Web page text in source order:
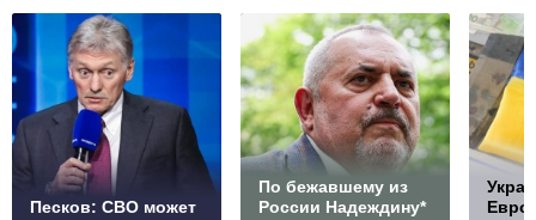
Песков: СВО может
По бежавшему из
России Надеждину*